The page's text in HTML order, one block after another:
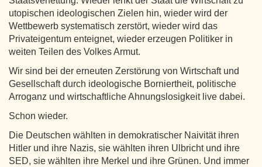
utopischen ideologischen Zielen hin, wieder wird der
Wettbewerb systematisch zerstört, wieder wird das
Privateigentum enteignet, wieder erzeugen Politiker in
weiten Teilen des Volkes Armut.
Wir sind bei der erneuten Zerstörung von Wirtschaft und
Gesellschaft durch ideologische Borniertheit, politische
Arroganz und wirtschaftliche Ahnungslosigkeit live dabei.
Schon wieder.
Die Deutschen wählten in demokratischer Naivität ihren
Hitler und ihre Nazis, sie wählten ihren Ulbricht und ihre
SED, sie wählten ihre Merkel und ihre Grünen. Und immer